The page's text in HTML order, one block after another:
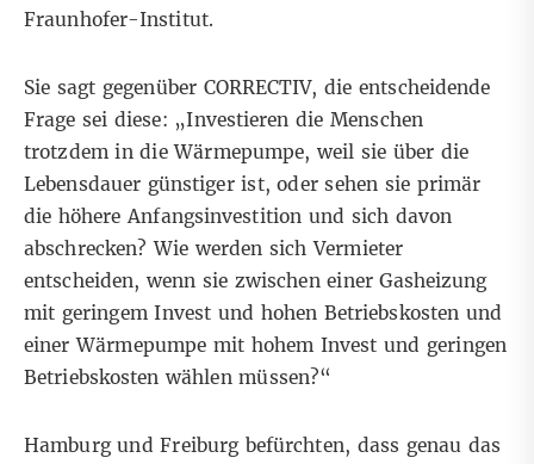
Fraunhofer-Institut.
Sie sagt gegenüber CORRECTIV, die entscheidende
Frage sei diese: „Investieren die Menschen
trotzdem in die Wärmepumpe, weil sie über die
Lebensdauer günstiger ist, oder sehen sie primär
die höhere Anfangsinvestition und sich davon
abschrecken? Wie werden sich Vermieter
entscheiden, wenn sie zwischen einer Gasheizung
mit geringem Invest und hohen Betriebskosten und
einer Wärmepumpe mit hohem Invest und geringen
Betriebskosten wählen müssen?“
Hamburg und Freiburg befürchten, dass genau das